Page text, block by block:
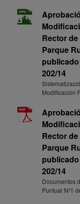
Rector
Parque
publicado
202/14
Modificación
Rector
Parque
publicado
202/14
Documentos
Puntual Nº1